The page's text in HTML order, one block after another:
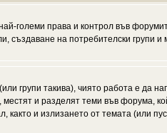
големи права и контрол във
създаване на потребителски групи
групи такива), чиято работа е да
местят и разделят теми във форума,
както и излизането от темата (или